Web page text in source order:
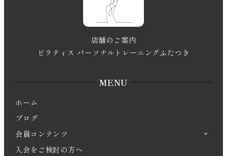
店舗のご案内
ピラティス パーソナルトレーニングふたつき
MENU
ホーム
ブログ
会員コンテンツ
入会をご検討の方へ